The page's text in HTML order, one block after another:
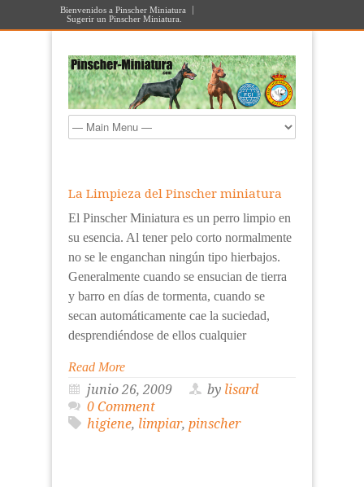
Bienvenidos a Pinscher Miniatura
Sugerir un Pinscher Miniatura.
La Limpieza del Pinscher miniatura
El Pinscher Miniatura es un perro limpio en
su esencia. Al tener pelo corto normalmente
no se le enganchan ningún tipo hierbajos.
Generalmente cuando se ensucian de tierra
y barro en días de tormenta, cuando se
secan automáticamente cae la suciedad,
desprendiéndose de ellos cualquier
Read More
junio 26, 2009 by lisard
0 Comment
higiene, limpiar, pinscher